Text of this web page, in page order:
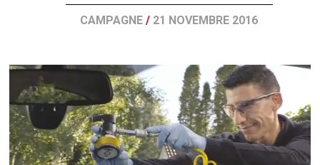
CAMPAGNE / 21 NOVEMBRE 2016